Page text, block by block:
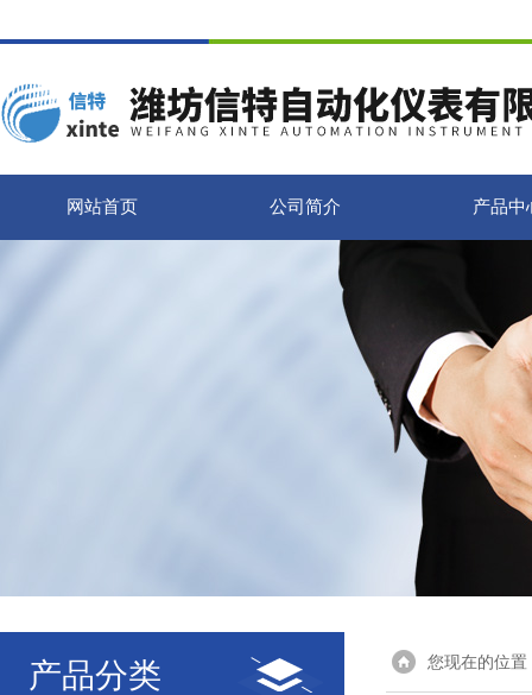
网站首页 公司简介 产品中
产品分类 您现在的位置